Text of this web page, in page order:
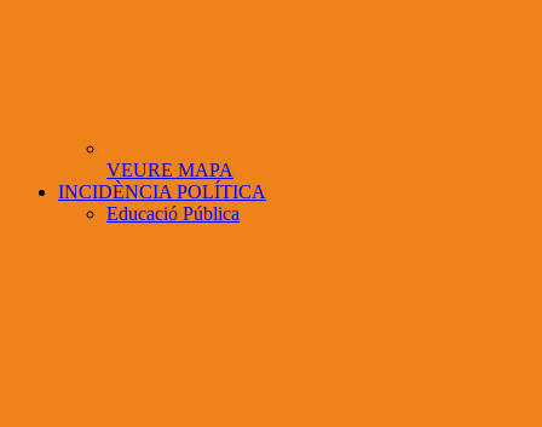
VEURE MAPA
INCIDÈNCIA POLÍTICA
Educació Pública